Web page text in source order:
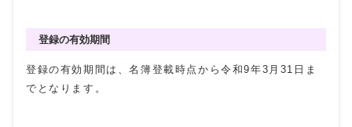
登録の有効期間
登録の有効期間は、名簿登載時点から令和9年3月31日ま
でとなります。